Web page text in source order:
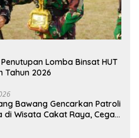
Lomba Binsat HUT
Tahun 2026
Bawang Gencarkan Patroli
di Wisata Cakat Raya, Cegah